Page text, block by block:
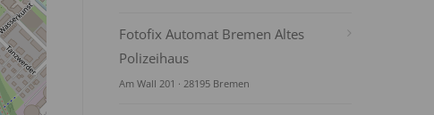
Fotofix Automat Bremen Altes
Polizeihaus
Am Wall 201 · 28195 Bremen